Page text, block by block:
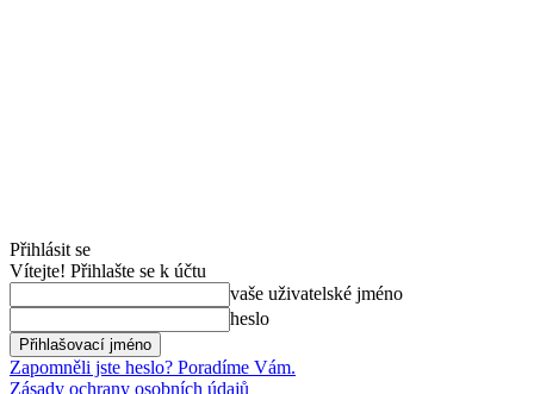
Přihlásit se
Vítejte! Přihlašte se k účtu
vaše uživatelské jméno
heslo
Zapomněli jste heslo? Poradíme Vám.
Zásady ochrany osobních údajů